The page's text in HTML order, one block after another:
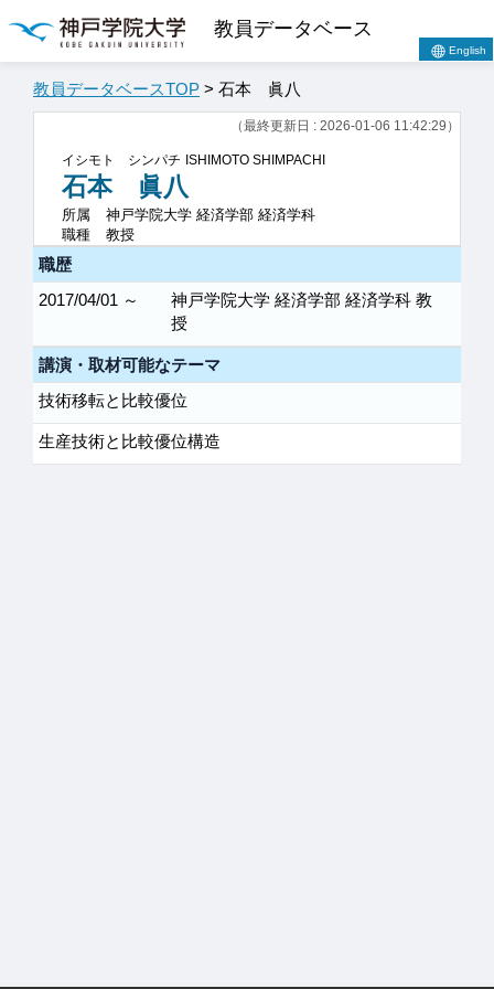
教員データベース
English
教員データベースTOP > 石本 眞八
（最終更新日 : 2026-01-06 11:42:29）
イシモト シンパチ ISHIMOTO SHIMPACHI
石本 眞八
所属
神戸学院大学 経済学部 経済学科
職種
教授
職歴
2017/04/01 ～
神戸学院大学 経済学部 経済学科 教
授
講演・取材可能なテーマ
技術移転と比較優位
生産技術と比較優位構造